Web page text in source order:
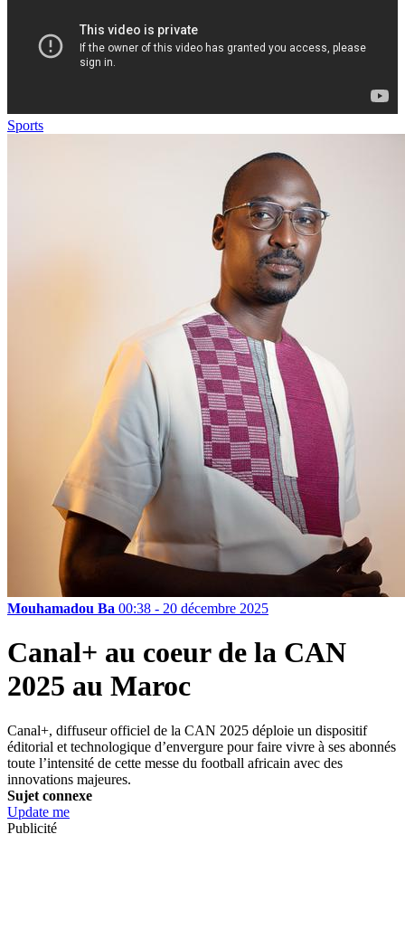
Sports
Mouhamadou Ba 00:38 - 20 décembre 2025
Canal+ au coeur de la CAN
2025 au Maroc
Canal+, diffuseur officiel de la CAN 2025 déploie un dispositif
éditorial et technologique d’envergure pour faire vivre à ses abonnés
toute l’intensité de cette messe du football africain avec des
innovations majeures.
Sujet connexe
Update me
Publicité